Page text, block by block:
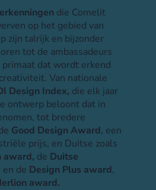
die Comelit
op het gebied van
zijn talrijk en bijzonder
tot de ambassadeurs
dat wordt erkend
Van nationale
Design Index, die elk jaar
ontwerp beloont dat in
tot bredere
Good Design Award, een
prijs, en Duitse zoals
award, de Duitse
en de Design Plus award,
award.